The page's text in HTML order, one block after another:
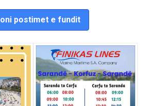
postimet e fundit